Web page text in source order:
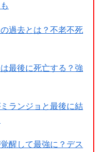
過去とは？不老不死
最後に死亡する？強
ランジョと最後に結
醒して最強に？デス